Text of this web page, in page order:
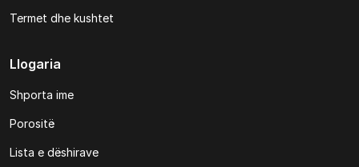
Termet dhe kushtet
Llogaria
Shporta ime
Porositë
Lista e dëshirave